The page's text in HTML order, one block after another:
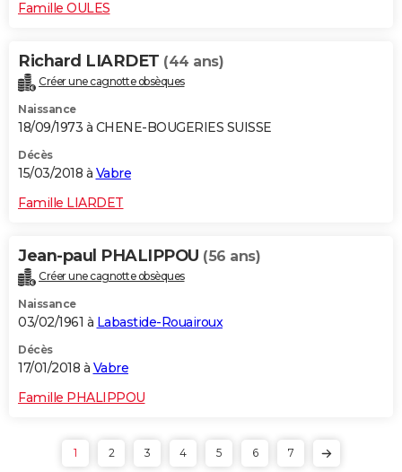
Famille OULES
Richard LIARDET (44 ans)
Créer une cagnotte obsèques
Naissance
18/09/1973 à CHENE-BOUGERIES SUISSE
Décès
15/03/2018 à Vabre
Famille LIARDET
Jean-paul PHALIPPOU (56 ans)
Créer une cagnotte obsèques
Naissance
03/02/1961 à Labastide-Rouairoux
Décès
17/01/2018 à Vabre
Famille PHALIPPOU
1 2 3 4 5 6 7